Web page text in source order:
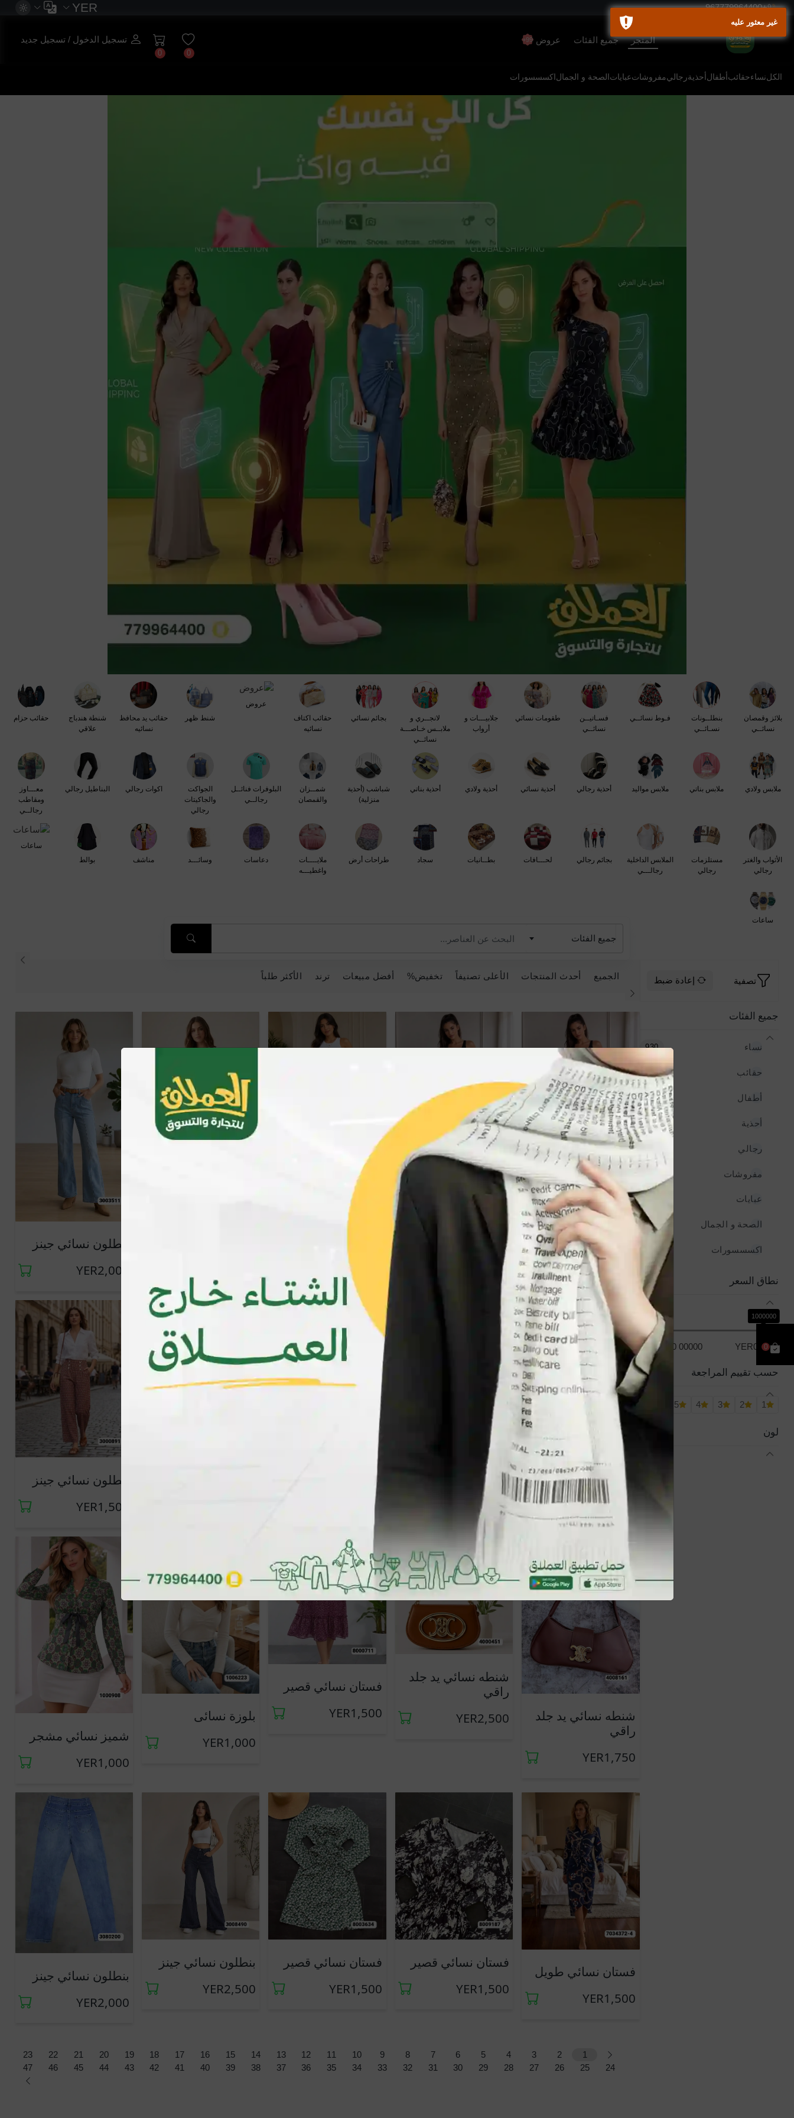
+967779964400
YER
المتجر جميع الفئات عروض 99+
0
0
تسجيل الدخول / تسجيل جديد
0
الكلنساءحقائب أطفال أحذيةرجاليمفروشاتعبايات الصحة و الجمال اكسسسورات
بلائز وقمصان
نسائــي
بنطلــونات
نسـائــي
فـوط نسائــي
فسـاتيــن
نسائــي
طقومات نسائي
جلابيـــات و
أرواب
لانجــري و
ملابــس خـاصـــة
نسائــي
بجائم نسائي
حقائب اكتاف
نسائيه
عروض
شنط ظهر
حقائب يد محافظ
نسائيه
شنطة هندباج
علاقي
حقائب حزام
ملابس ولادي ملابس بناتي ملابس مواليد أحذية رجالي أحذية نسائي أحذية ولادي أحذية بناتي
شباشب (أحذية
منزلية)
شمــزان
والقمصان
البلوفرات فنائــل
رجالــي
الجواكت
والجاكيتات
رجالي
اكوات رجالي البناطيل رجالي
معـــاوز
ومقاطب
رجالــي
الأثواب والغتر
رجالي
مستلزمات
رجالي
الملابس الداخلية
رجالـــي
بجائم رجالي لحـــافات بطــانيات سجاد طراحات أرض
ملايــــات
واغطيـــه
دعاسات وسائـــد مناشف بوالط
ساعات
ساعات
جميع الفئات
تصفية
جميع الفئات
نساء 930
حقائب 930
أطفال 930
أحذية 930
رجالي
مفروشات
عبايات
الصحة و الجمال 930
اكسسسورات 930
نطاق السعر
1000000
YER0.00
YER10 00000
حسب تقييم المراجعة
1
2
3
4
5
لون
الجميع أحدث المنتجات الأعلى تصنيفاً تخفيض% أفضل مبيعات ترند الأكثر طلباً
جديد
بنطلون نسائي
استرتش
YER750
جديد
بنطلون نسائي
استرتش
YER750
بنطلون نسائي جينز
بنطلون نسائي جينز
YER2,000
بنطلون نسائي جينز
YER2,000
بنطلون نسائي جينز
YER2,000
جديد
فستان نسائي قصير
YER1,500
بنطلون نسائي جينز
YER1,500
شنطه نسائي يد جلد
راقي
YER1,750
شنطه نسائي يد جلد
راقي
YER2,500
فستان نسائي قصير
YER1,500
بلوزة نسائى
YER1,000
شميز نسائي مشجر
YER1,000
فستان نسائي طويل
YER1,500
فستان نسائي قصير
YER1,500
فستان نسائي قصير
YER1,500
بنطلون نسائي جينز
YER2,500
بنطلون نسائي جينز
YER2,000
1
2
3
4
5
6
7
8
9
10
11
12
13
14
15
16
17
18
19
20
21
22
23
24
25
26
27
28
29
30
31
32
33
34
35
36
37
38
39
40
41
42
43
44
45
46
47
غير معثور عليه